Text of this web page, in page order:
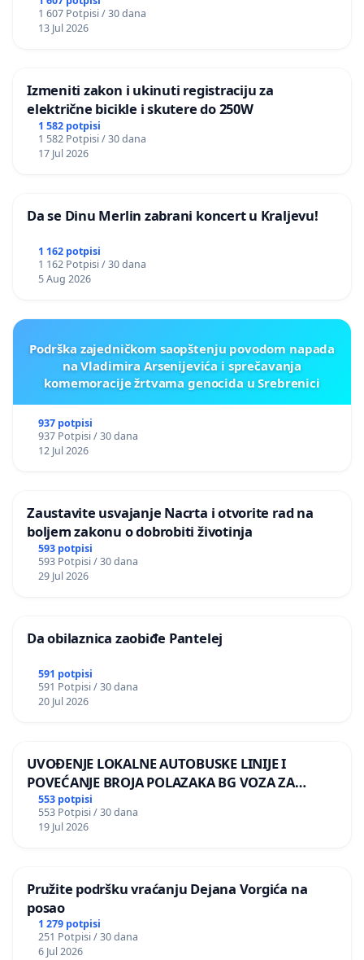
1 607 Potpisi / 30 dana
13 Jul 2026
Izmeniti zakon i ukinuti registraciju za
električne bicikle i skutere do 250W
1 582 potpisi
1 582 Potpisi / 30 dana
17 Jul 2026
Da se Dinu Merlin zabrani koncert u Kraljevu!
1 162 potpisi
1 162 Potpisi / 30 dana
5 Aug 2026
Podrška zajedničkom saopštenju povodom napada
na Vladimira Arsenijevića i sprečavanja
komemoracije žrtvama genocida u Srebrenici
937 potpisi
937 Potpisi / 30 dana
12 Jul 2026
Zaustavite usvajanje Nacrta i otvorite rad na
boljem zakonu o dobrobiti životinja
593 potpisi
593 Potpisi / 30 dana
29 Jul 2026
Da obilaznica zaobiđe Pantelej
591 potpisi
591 Potpisi / 30 dana
20 Jul 2026
UVOĐENJE LOKALNE AUTOBUSKE LINIJE I
POVEĆANJE BROJA POLAZAKA BG VOZA ZA
NASELJA LEVE OBALE DUNAVA
553 potpisi
553 Potpisi / 30 dana
19 Jul 2026
Pružite podršku vraćanju Dejana Vorgića na
posao
1 279 potpisi
251 Potpisi / 30 dana
6 Jul 2026